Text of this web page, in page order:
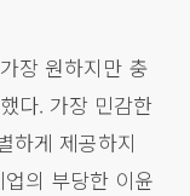
장 원하지만 충
다. 가장 민감한
하게 제공하지
의 부당한 이윤